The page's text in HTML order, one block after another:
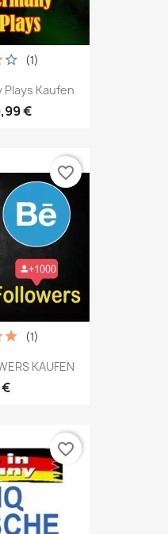
Kaufen
€
(1)
KAUFEN
(1)
favorite_border
favorite_border